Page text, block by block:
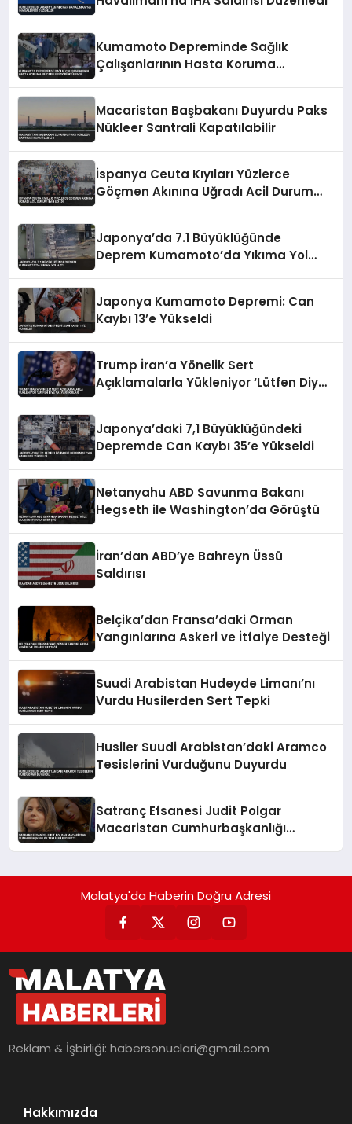
Kumamoto Depreminde Sağlık
Çalışanlarının Hasta Koruma
Macaristan Başbakanı Duyurdu Paks
Nükleer Santrali Kapatılabilir
İspanya Ceuta Kıyıları Yüzlerce
Göçmen Akınına Uğradı Acil Durum
Japonya’da 7.1 Büyüklüğünde
Deprem Kumamoto’da Yıkıma Yol
Japonya Kumamoto Depremi: Can
Kaybı 13’e Yükseldi
Trump İran’a Yönelik Sert
Açıklamalarla Yükleniyor ‘Lütfen Diye
Japonya’daki 7,1 Büyüklüğündeki
Depremde Can Kaybı 35’e Yükseldi
Netanyahu ABD Savunma Bakanı
Hegseth ile Washington’da Görüştü
İran’dan ABD’ye Bahreyn Üssü
Saldırısı
Belçika’dan Fransa’daki Orman
Yangınlarına Askeri ve İtfaiye Desteği
Suudi Arabistan Hudeyde Limanı’nı
Vurdu Husilerden Sert Tepki
Husiler Suudi Arabistan’daki Aramco
Tesislerini Vurduğunu Duyurdu
Satranç Efsanesi Judit Polgar
Macaristan Cumhurbaşkanlığı
Malatya'da Haberin Doğru Adresi
Reklam & İşbirliği:habersonuclari@gmail.com
Hakkımızda